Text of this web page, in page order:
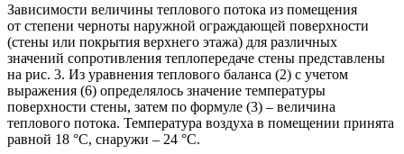
Зависимости величины теплового потока из помещения
от степени черноты наружной ограждающей поверхности
(стены или покрытия верхнего этажа) для различных
значений сопротивления теплопередаче стены представлены
на рис. 3. Из уравнения теплового баланса (2) с учетом
выражения (6) определялось значение температуры
поверхности стены, затем по формуле (3) – величина
теплового потока. Температура воздуха в помещении принята
равной 18 °С, снаружи – 24 °С.